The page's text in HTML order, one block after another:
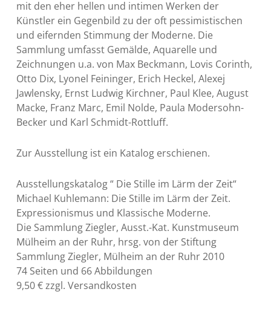
mit den eher hellen und intimen Werken der
Künstler ein Gegenbild zu der oft pessimistischen
und eifernden Stimmung der Moderne. Die
Sammlung umfasst Gemälde, Aquarelle und
Zeichnungen u.a. von Max Beckmann, Lovis Corinth,
Otto Dix, Lyonel Feininger, Erich Heckel, Alexej
Jawlensky, Ernst Ludwig Kirchner, Paul Klee, August
Macke, Franz Marc, Emil Nolde, Paula Modersohn-
Becker und Karl Schmidt-Rottluff.
Zur Ausstellung ist ein Katalog erschienen.
Ausstellungskatalog “ Die Stille im Lärm der Zeit“
Michael Kuhlemann: Die Stille im Lärm der Zeit.
Expressionismus und Klassische Moderne.
Die Sammlung Ziegler, Ausst.-Kat. Kunstmuseum
Mülheim an der Ruhr, hrsg. von der Stiftung
Sammlung Ziegler, Mülheim an der Ruhr 2010
74 Seiten und 66 Abbildungen
9,50 € zzgl. Versandkosten